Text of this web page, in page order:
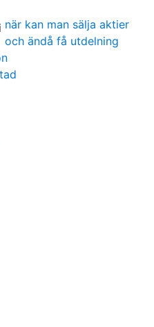
när kan man sälja aktier
och ändå få utdelning